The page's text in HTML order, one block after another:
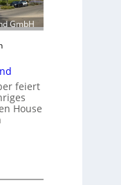
GmbH
feiert
House